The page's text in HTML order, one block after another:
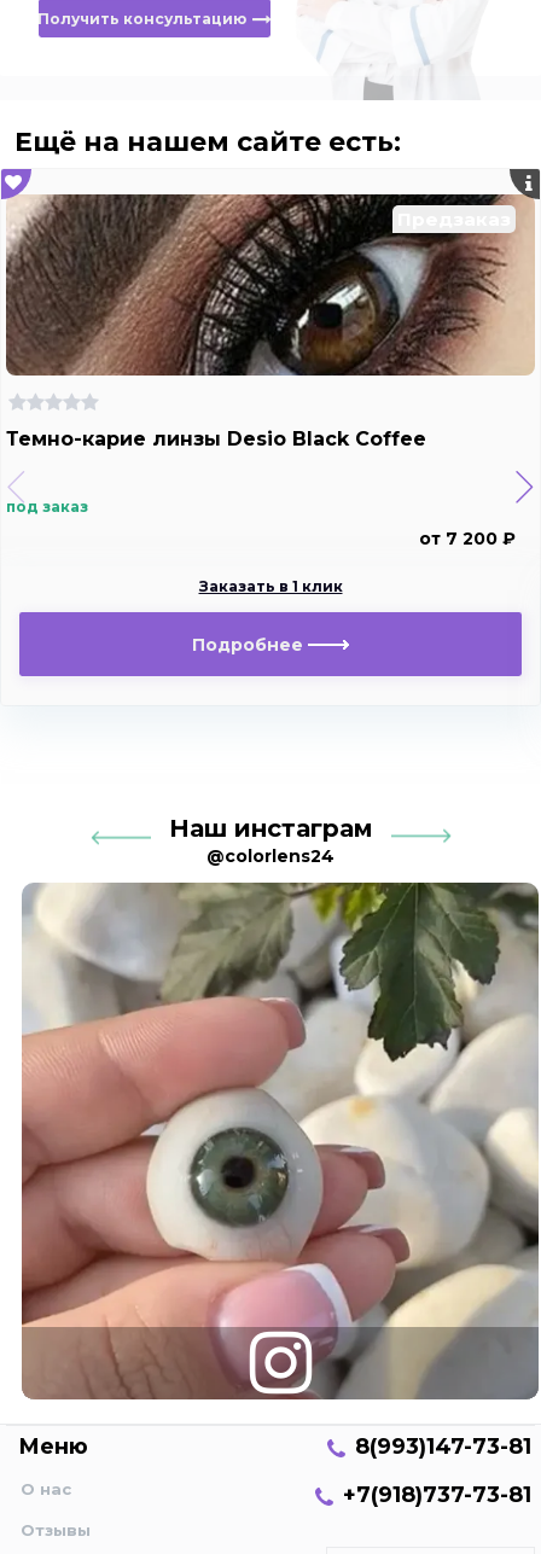
Получить консультацию
Ещё на нашем сайте есть:
Темно-карие линзы Desio Black Coffee
под заказ
от 7 200 ₽
Заказать в 1 клик
Подробнее
Наш инстаграм
@colorlens24
Меню
О нас
Отзывы
8(993)147-73-81
+7(918)737-73-81